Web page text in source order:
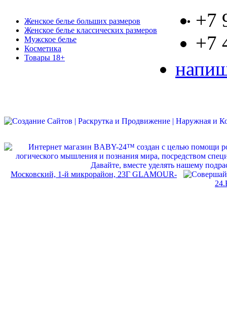
Женское белье больших размеров
Женское белье классических размеров
Мужское белье
Косметика
Товары 18+
+7
+7
Московский, 1-й микрорайон, 23Г GLAMOUR-